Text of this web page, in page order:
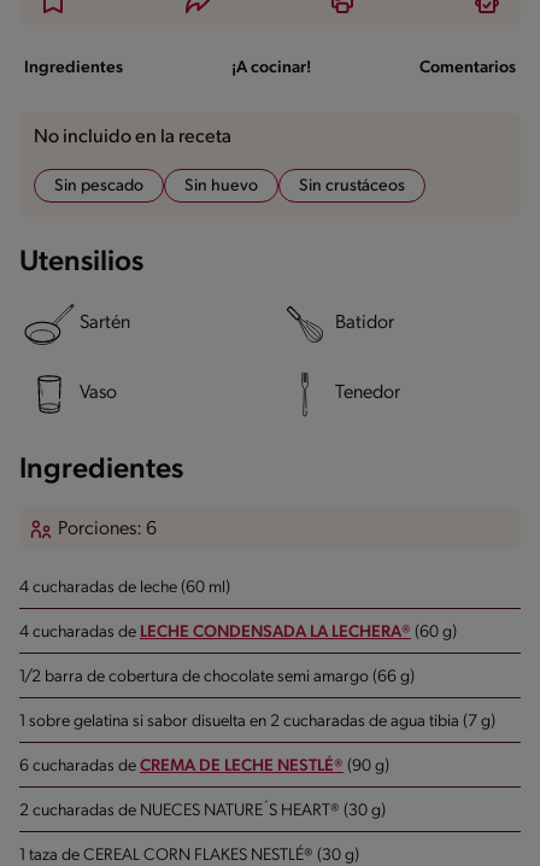
Ingredientes ¡A cocinar! Comentarios
No incluido en la receta
Sin pescado Sin huevo Sin crustáceos
Utensilios
Sartén Batidor
Vaso Tenedor
Ingredientes
Porciones: 6
4 cucharadas de leche (60 ml)
4 cucharadas de LECHE CONDENSADA LA LECHERA® (60 g)
1/2 barra de cobertura de chocolate semi amargo (66 g)
1 sobre gelatina si sabor disuelta en 2 cucharadas de agua tibia (7 g)
6 cucharadas de CREMA DE LECHE NESTLÉ® (90 g)
2 cucharadas de NUECES NATURE´S HEART® (30 g)
1 taza de CEREAL CORN FLAKES NESTLÉ® (30 g)